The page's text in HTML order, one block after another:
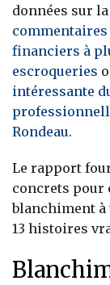
données sur
financiers à
escroqueries
intéressante
Rondeau.
Le rapport
concrets pour
blanchiment à
13 histoires